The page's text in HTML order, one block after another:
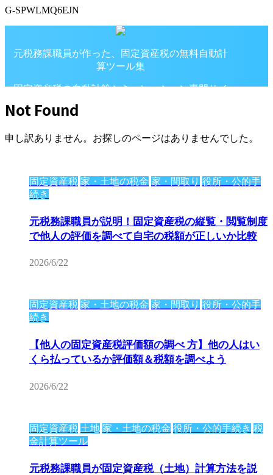
G-SPWLMQ6EJN
元税務課職員が作った、固定資産税の無料自動計
算ツール集
固定資産税の自動計算シミュレーション専門サイ
Not Found
申し訳ありません。お探しのページはありませんでした。
固定資産税 家・土地の税金 家・間取り 役所・公的手
続き
元税務課職員が説明！固定資産税の縦覧・閲覧制度
で他人の評価を調べて自宅の税額が正しいか比較
2026/6/22
固定資産税 家・土地の税金 家・間取り 役所・公的手
続き
【他人の固定資産税評価額の調べ 方】他の人はい
くら払っているか評価額＆税額を調べよう
2026/6/22
固定資産税 土地 家・土地の税金 役所・公的手続き 税
金計算ツール
元税務課職員が固定資産税（土地）計算方法を説